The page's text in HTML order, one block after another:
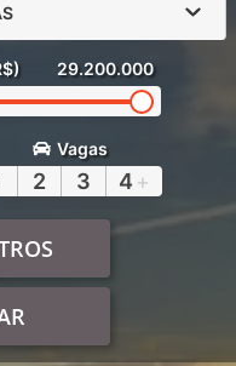
29.200.000
Vagas
2 3 4 +